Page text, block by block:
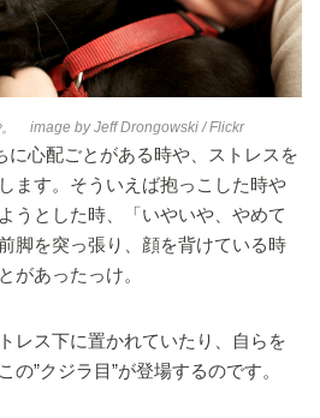
。 image byJeff Drongowski / Flickr
に心配ごとがある時や、ストレスを
ます。そういえば抱っこした時や
うとした時、「いやいや、やめて
脚を突っ張り、顔を背けている時
があったっけ。
レス下に置かれていたり、自らを
”クジラ目”が登場するのです。